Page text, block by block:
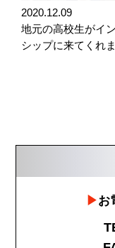
2020.12.09
地元の高校生がイ
シップに来てくれ
お